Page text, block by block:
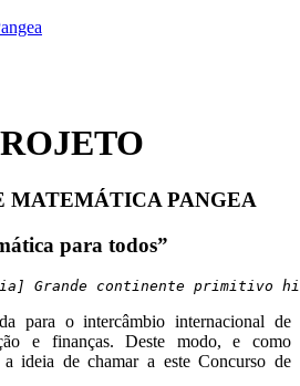
MATEMÁTICA PANGEA
para todos”
Grande continente primitivo
para o intercâmbio internacional de
e finanças. Deste modo, e como
ideia de chamar a este Concurso de